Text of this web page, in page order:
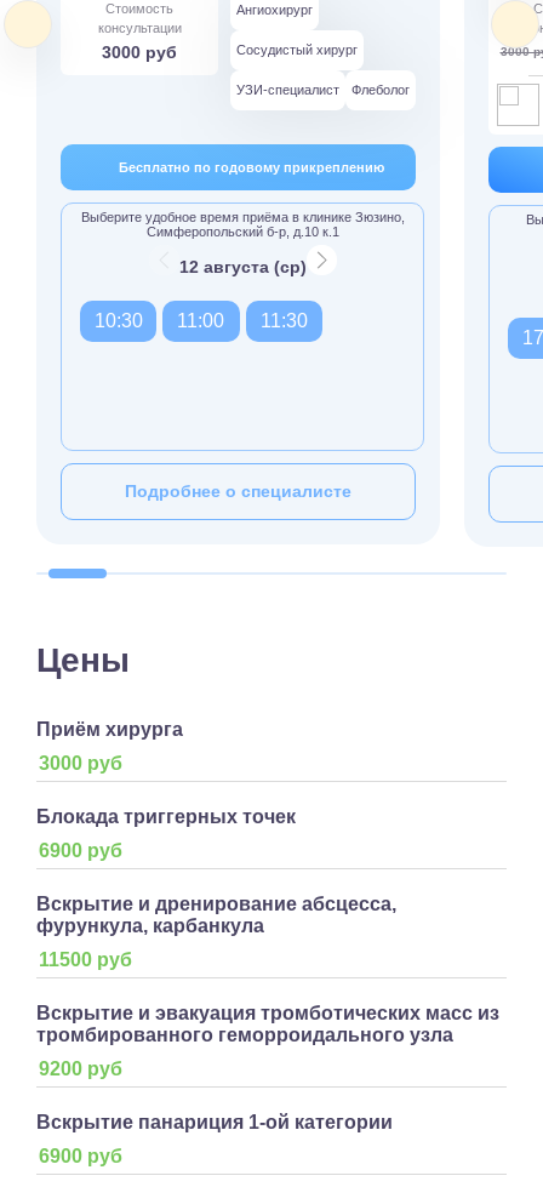
Стоимость
консультации
3000 руб
Ангиохирург
Сосудистый хирург
УЗИ-специалист Флеболог
Бесплатно по годовому прикреплению
Выберите удобное время приёма в клинике Зюзино,
Симферопольский б-р, д.10 к.1
12 августа (ср)
10:30 11:00 11:30
Подробнее о специалисте
3000
Цены
Приём хирурга
3000 руб
Блокада триггерных точек
6900 руб
Вскрытие и дренирование абсцесса,
фурункула, карбанкула
11500 руб
Вскрытие и эвакуация тромботических масс из
тромбированного геморроидального узла
9200 руб
Вскрытие панариция 1-ой категории
6900 руб